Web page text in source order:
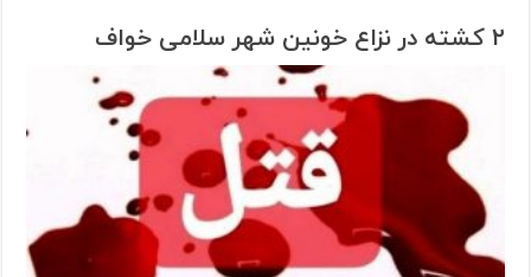
۲ کشته در نزاع خونین شهر سلامی خواف